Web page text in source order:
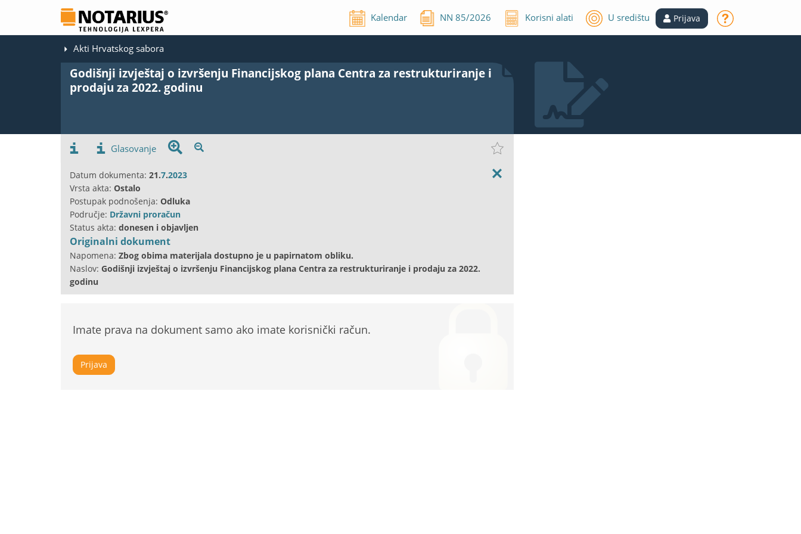
Kalendar NN85/2026 Korisni alati U središtu Prijava
Akti Hrvatskog sabora
Godišnji izvještaj o izvršenju Financijskog plana Centra za restrukturiranje i
prodaju za 2022. godinu
Glasovanje
Datum dokumenta: 21.7.2023
Vrsta akta: Ostalo
Postupak podnošenja: Odluka
Područje: Državni proračun
Status akta: donesen i objavljen
Originalni dokument
Napomena: Zbog obima materijala dostupno je u papirnatom obliku.
Naslov: Godišnji izvještaj o izvršenju Financijskog plana Centra za restrukturiranje i prodaju za 2022.
godinu
Imate prava na dokument samo ako imate korisnički račun.
Prijava